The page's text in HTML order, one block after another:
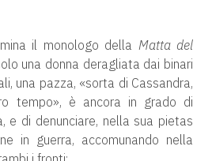
il monologo della Matta del
una donna deragliata dai binari
una pazza, «sorta di Cassandra,
tempo», è ancora in grado di
e di denunciare, nella sua pietas
in guerra, accomunando nella